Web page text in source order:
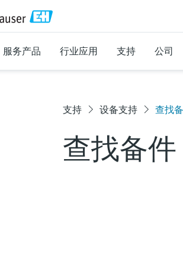
服务产品 行业应用 支持 公司
支持 设备支持 查找
查找备件